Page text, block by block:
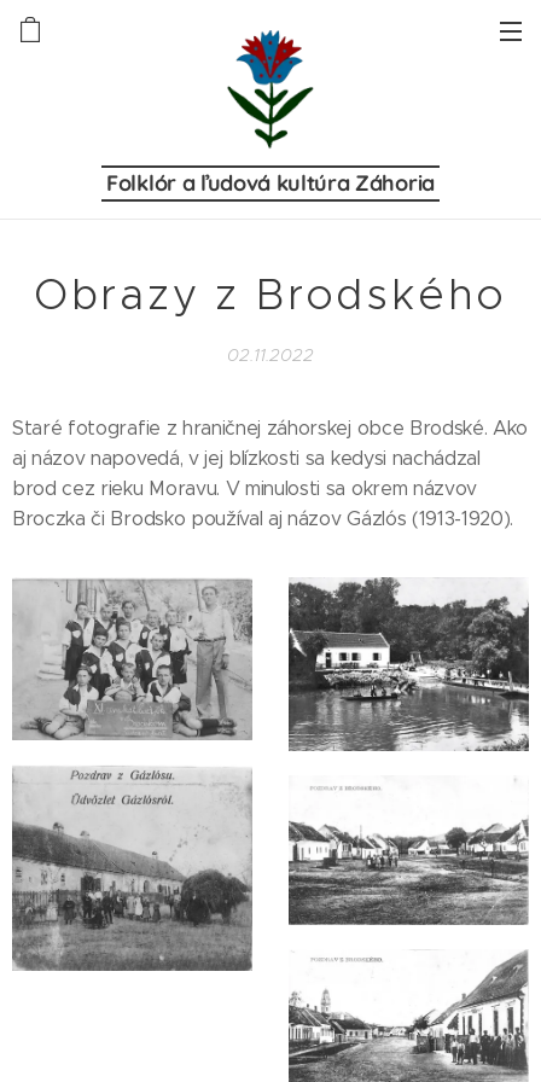
Folklór a ľudová kultúra Záhoria
Obrazy z Brodského
02.11.2022
Staré fotografie z hraničnej záhorskej obce Brodské. Ako
aj názov napovedá, v jej blízkosti sa kedysi nachádzal
brod cez rieku Moravu. V minulosti sa okrem názvov
Broczka či Brodsko používal aj názov Gázlós (1913-1920).